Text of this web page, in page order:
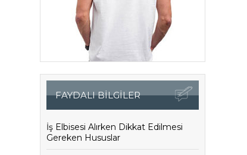
FAYDALI BİLGİLER
İş Elbisesi Alırken Dikkat Edilmesi
Gereken Hususlar